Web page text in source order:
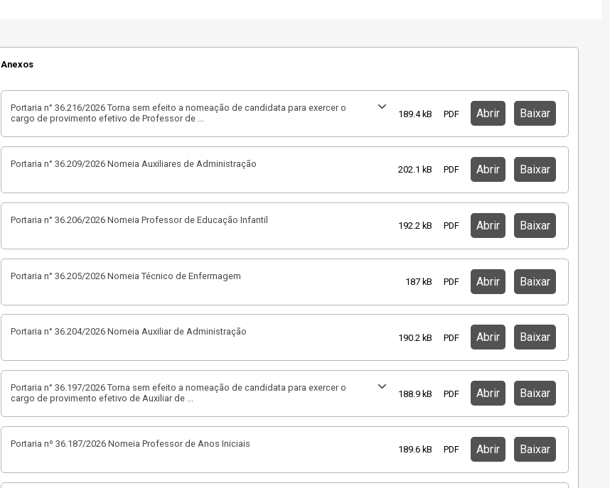
Anexos
Portaria n° 36.216/2026 Torna sem efeito a nomeação de candidata para exercer o
cargo de provimento efetivo de Professor de ... 189.4 kB PDF Abrir Baixar
Portaria n° 36.209/2026 Nomeia Auxiliares de Administração
202.1 kB PDF Abrir Baixar
Portaria n° 36.206/2026 Nomeia Professor de Educação Infantil
192.2 kB PDF Abrir Baixar
Portaria n° 36.205/2026 Nomeia Técnico de Enfermagem
187 kB PDF Abrir Baixar
Portaria n° 36.204/2026 Nomeia Auxiliar de Administração
190.2 kB PDF Abrir Baixar
Portaria n° 36.197/2026 Torna sem efeito a nomeação de candidata para exercer o
cargo de provimento efetivo de Auxiliar de ... 188.9 kB PDF Abrir Baixar
Portaria nº 36.187/2026 Nomeia Professor de Anos Iniciais
189.6 kB PDF Abrir Baixar